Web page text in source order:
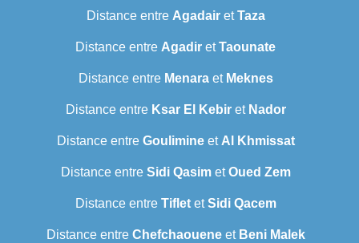
Distance entre AgadairetTaza
Distance entre Agadir etTaounate
Distance entre Menaraet Meknes
Distance entre Ksar El Kebiret Nador
Distance entre Goulimineet Al Khmissat
Distance entre Sidi QasimetOued Zem
Distance entre TifletetSidi Qacem
Distance entre Chefchaoueneet Beni Malek